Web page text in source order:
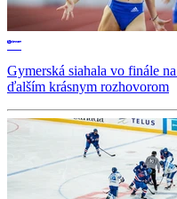
Gymerská siahala vo finále
ďalším krásnym rozhovorom